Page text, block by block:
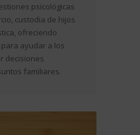
psicológicas
custodia de hijos
ofreciendo
ayudar a los
decisiones
familiares.